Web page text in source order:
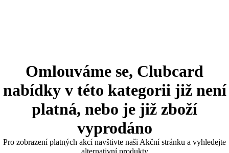
Omlouváme se, Clubcard
nabídky v této kategorii již není
platná, nebo je již zboží
vyprodáno
Pro zobrazení platných akcí navštivte naši Akční stránku a vyhledejte
alternativní produkty